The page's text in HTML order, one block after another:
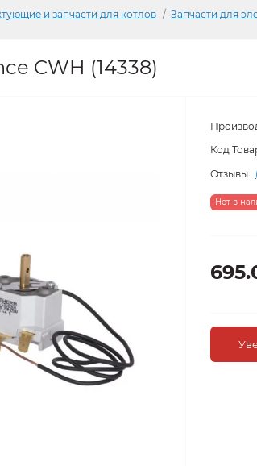
и запчасти для котлов Запчасти для
CWH (14338)
Код
Отзывы:
Нет в